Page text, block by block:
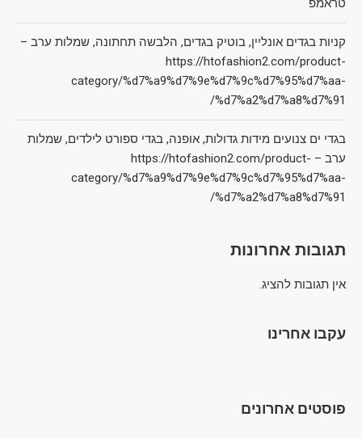
טראמפ
קניות בגדים אונליין, בוטיק בגדים, הלבשה תחתונה, שמלות ערב –
https://htofashion2.com/product-
category/%d7%a9%d7%9e%d7%9c%d7%95%d7%aa-
%d7%a2%d7%a8%d7%91/
בגדי ים צנועים מידות גדולות, אופנה, בגדי ספורט לילדים, שמלות
ערב – https://htofashion2.com/product-
category/%d7%a9%d7%9e%d7%9c%d7%95%d7%aa-
%d7%a2%d7%a8%d7%91/
תגובות אחרונות
אין תגובות להציג.
עקבו אחרינו
פוסטים אחרונים